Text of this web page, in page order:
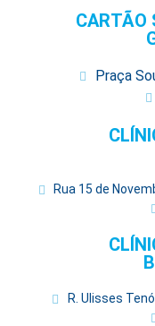
CARTÃO
Praça
Rua 15 de
R. Ulisses